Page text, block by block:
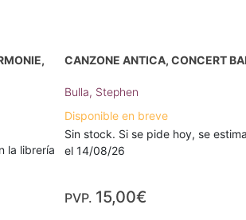
la librería
CANZONE ANTICA, CONCERT
Bulla, Stephen
Disponible en breve
Sin stock. Si se pide hoy, se
el 14/08/26
PVP. 15,00€